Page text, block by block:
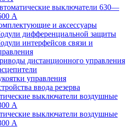
выключатели 630—
А
и аксессуары
дифференциальной защиты
интерфейсов связи и
дистанционного управления
управления
ввода резерва
выключатели воздушные
А
выключатели воздушные
А